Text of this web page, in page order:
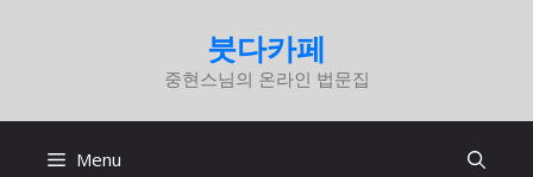
로
붓다카페
중현스님의 온라인 법문집
Menu